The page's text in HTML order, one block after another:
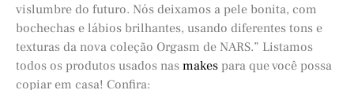
vislumbre do futuro. Nós deixamos a pele bonita, com
bochechas e lábios brilhantes, usando diferentes tons e
texturas da nova coleção Orgasm de NARS.” Listamos
todos os produtos usados nas makes para que você possa
copiar em casa! Confira: